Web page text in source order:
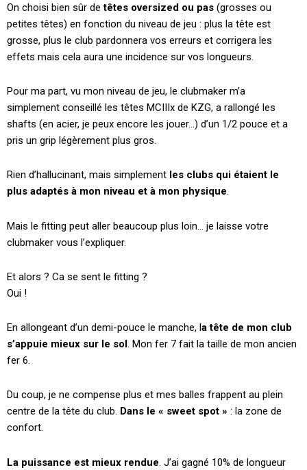
On choisi bien sûr detêtes oversized ou pas (grosses ou
petites têtes) en fonction du niveau de jeu : plus la tête est
grosse, plus le club pardonnera vos erreurs et corrigera les
effets mais cela aura une incidence sur vos longueurs.
Pour ma part, vu mon niveau de jeu, le clubmaker m’a
simplement conseillé les têtes MCIIIx de KZG, a rallongé les
shafts (en acier, je peux encore les jouer…) d’un 1/2 pouce et a
pris un grip légèrement plus gros.
Rien d’hallucinant, mais simplement les clubs qui étaient le
plus adaptés à mon niveau et à mon physique.
Mais le fitting peut aller beaucoup plus loin… je laisse votre
clubmaker vous l’expliquer.
Et alors ? Ca se sent le fitting ?
Oui !
En allongeant d’un demi-pouce le manche, la tête de mon club
s’appuie mieux sur le sol. Mon fer 7 fait la taille de mon ancien
fer 6.
Du coup, je ne compense plus et mes balles frappent au plein
centre de la tête du club. Dans le « sweet spot » : la zone de
confort.
La puissance est mieux rendue . J’ai gagné 10% de longueur